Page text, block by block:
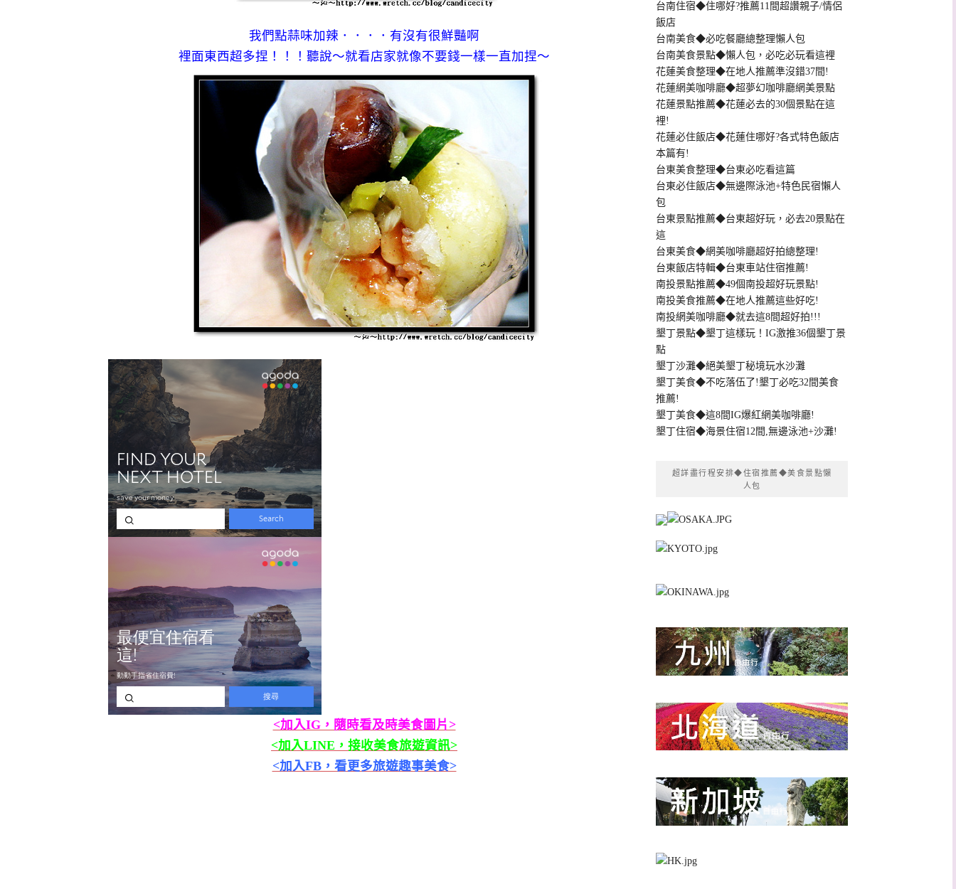
我們點蒜味加辣．．．．有沒有很鮮豔啊
裡面東西超多捏！！！聽說～就看店家就像不要錢一樣一直加捏～
<加入IG，隨時看及時美食圖片>
<加入LINE，接收美食旅遊資訊>
<加入FB，看更多旅遊趣事美食>
台南住宿◆住哪好?推薦11間超讚親子/情侶
飯店
台南美食◆必吃餐廳總整理懶人包
台南美食景點◆懶人包，必吃必玩看這裡
花蓮美食整理◆在地人推薦準沒錯37間!
花蓮網美咖啡廳◆超夢幻咖啡廳網美景點
花蓮景點推薦◆花蓮必去的30個景點在這
裡!
花蓮必住飯店◆花蓮住哪好?各式特色飯店
本篇有!
台東美食整理◆台東必吃看這篇
台東必住飯店◆無邊際泳池+特色民宿懶人
包
台東景點推薦◆台東超好玩，必去20景點在
這
台東美食◆網美咖啡廳超好拍總整理!
台東飯店特輯◆台東車站住宿推薦!
南投景點推薦◆49個南投超好玩景點!
南投美食推薦◆在地人推薦這些好吃!
南投網美咖啡廳◆就去這8間超好拍!!!
墾丁景點◆墾丁這樣玩！IG激推36個墾丁景
點
墾丁沙灘◆絕美墾丁秘境玩水沙灘
墾丁美食◆不吃落伍了!墾丁必吃32間美食
推薦!
墾丁美食◆這8間IG爆紅網美咖啡廳!
墾丁住宿◆海景住宿12間,無邊泳池+沙灘!
超詳盡行程安排◆住宿推薦◆美食景點懶
人包